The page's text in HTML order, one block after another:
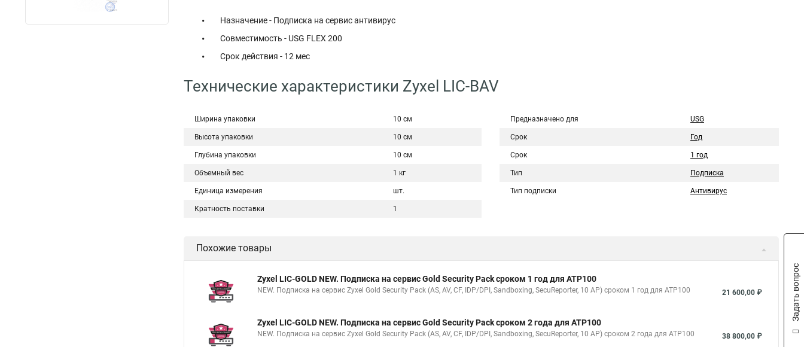
Назначение - Подписка на сервис антивирус
Совместимость - USG FLEX 200
Срок действия - 12 мес
Технические характеристики Zyxel LIC-BAV
Ширина упаковки 10 см
Высота упаковки 10 см
Глубина упаковки 10 см
Объемный вес 1 кг
Единица измерения шт.
Кратность поставки 1
Предназначено для USG
Срок Год
Срок 1 год
Тип Подписка
Тип подписки Антивирус
Похожие товары
Zyxel LIC-GOLD NEW. Подписка на сервис Gold Security Pack сроком 1 год для ATP100
NEW. Подписка на сервис Zyxel Gold Security Pack (AS, AV, CF, IDP/DPI, Sandboxing, SecuReporter, 10 AP) сроком 1 год для ATP100 21 600,00 ₽
Zyxel LIC-GOLD NEW. Подписка на сервис Gold Security Pack сроком 2 года для ATP100
NEW. Подписка на сервис Zyxel Gold Security Pack (AS, AV, CF, IDP/DPI, Sandboxing, SecuReporter, 10 AP) сроком 2 года для ATP100 38 800,00 ₽
Задать вопрос